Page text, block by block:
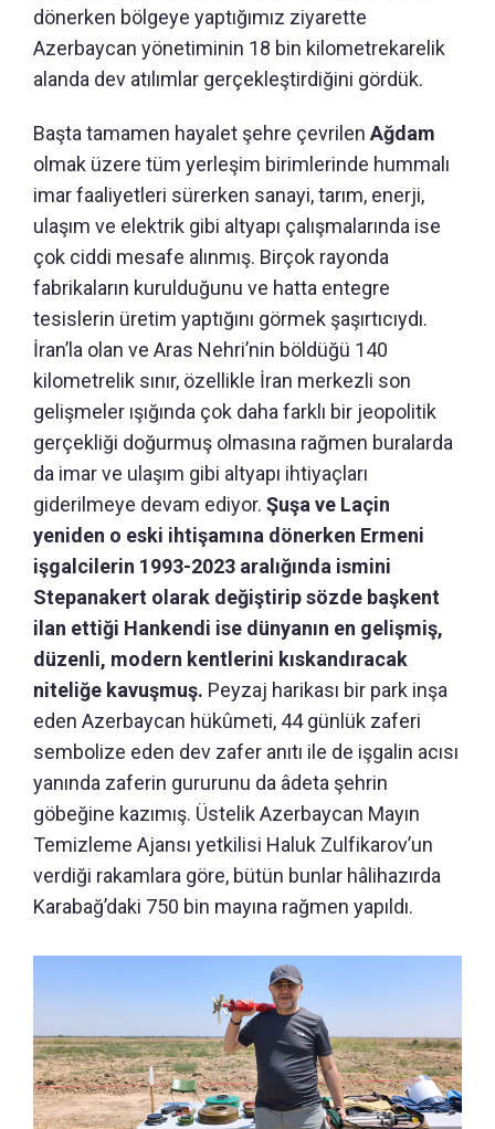
dönerken bölgeye yaptığımız ziyarette
Azerbaycan yönetiminin 18 bin kilometrekarelik
alanda dev atılımlar gerçekleştirdiğini gördük.
Başta tamamen hayalet şehre çevrilen Ağdam
olmak üzere tüm yerleşim birimlerinde hummalı
imar faaliyetleri sürerken sanayi, tarım, enerji,
ulaşım ve elektrik gibi altyapı çalışmalarında ise
çok ciddi mesafe alınmış. Birçok rayonda
fabrikaların kurulduğunu ve hatta entegre
tesislerin üretim yaptığını görmek şaşırtıcıydı.
İran’la olan ve Aras Nehri’nin böldüğü 140
kilometrelik sınır, özellikle İran merkezli son
gelişmeler ışığında çok daha farklı bir jeopolitik
gerçekliği doğurmuş olmasına rağmen buralarda
da imar ve ulaşım gibi altyapı ihtiyaçları
giderilmeye devam ediyor. Şuşa ve Laçin
yeniden o eski ihtişamına dönerken Ermeni
işgalcilerin 1993-2023 aralığında ismini
Stepanakert olarak değiştirip sözde başkent
ilan ettiği Hankendi ise dünyanın en gelişmiş,
düzenli, modern kentlerini kıskandıracak
niteliğe kavuşmuş. Peyzaj harikası bir park inşa
eden Azerbaycan hükûmeti, 44 günlük zaferi
sembolize eden dev zafer anıtı ile de işgalin acısı
yanında zaferin gururunu da âdeta şehrin
göbeğine kazımış. Üstelik Azerbaycan Mayın
Temizleme Ajansı yetkilisi Haluk Zulfikarov’un
verdiği rakamlara göre, bütün bunlar hâlihazırda
Karabağ’daki 750 bin mayına rağmen yapıldı.